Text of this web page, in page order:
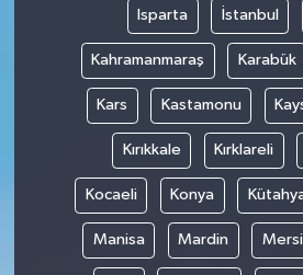
Isparta İstanbul
Kahramanmaraş Karabük
Kars Kastamonu
Kırıkkale Kırklareli
Kocaeli Konya
Manisa Mardin